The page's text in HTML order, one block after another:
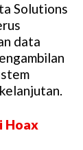
Solutions
data
Hoax